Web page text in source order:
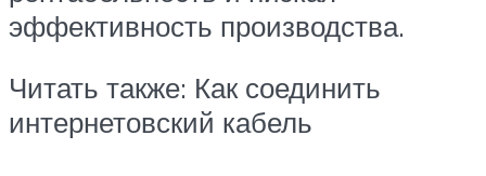
эффективность производства.
Читать также: Как соединить
интернетовский кабель